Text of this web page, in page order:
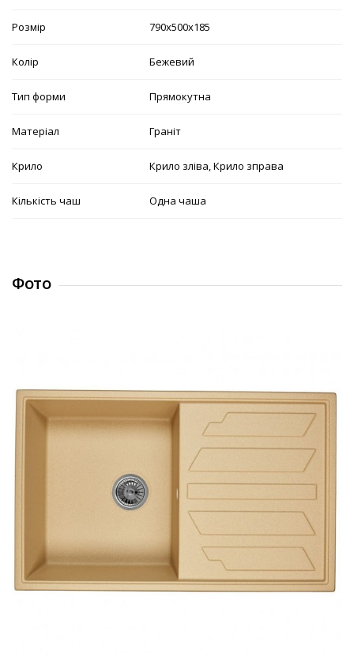
Розмір 790х500х185
Колір Бежевий
Тип форми Прямокутна
Матеріал Граніт
Крило Крило зліва, Крило зправа
Кількість чаш Одна чаша
Фото